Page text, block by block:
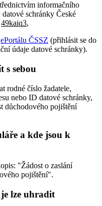
informačního
schránky České
49kaiq3,
ePortálu ČSSZ (přihlásit se do
údaje datové schránky).
s sebou
rodné číslo žadatele,
nebo ID datové schránky,
důchodového pojištění
a kde jsou k
"Žádost o zaslání
pojištění".
lze uhradit